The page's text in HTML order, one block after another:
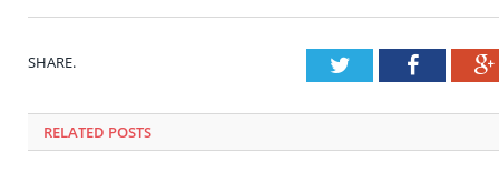
SHARE. Twitter
RELATED POSTS